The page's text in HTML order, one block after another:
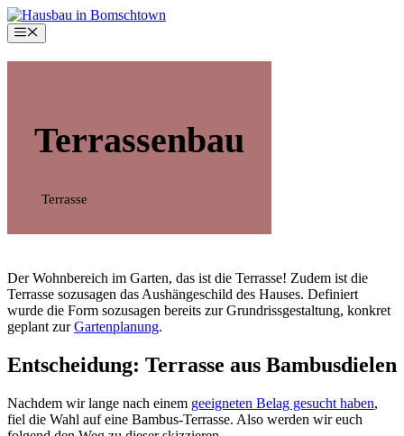
Zum
Inhalt
springen
Menü
Terrassenbau
Terrasse
Der Wohnbereich im Garten, das ist die Terrasse! Zudem ist die
Terrasse sozusagen das Aushängeschild des Hauses. Definiert
wurde die Form sozusagen bereits zur Grundrissgestaltung, konkret
geplant zurGartenplanung.
Entscheidung: Terrasse aus Bambusdielen
Nachdem wir lange nach einem geeigneten Belag gesucht haben,
fiel die Wahl auf eine Bambus-Terrasse. Also werden wir euch